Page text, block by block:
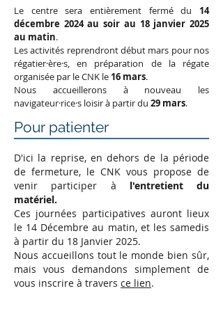
Le centre sera entièrement fermé du 14
décembre 2024 au soir au 18 janvier 2025
au matin.
Les activités reprendront début mars pour nos
régatier·ère·s, en préparation de la régate
organisée par le CNK le 16 mars.
Nous accueillerons à nouveau les
navigateur·rice·s loisir à partir du 29 mars.
Pour patienter
D'ici la reprise, en dehors de la période
de fermeture, le CNK vous propose de
venir participer à l'entretient du
matériel.
Ces journées participatives auront lieux
le 14 Décembre au matin, et les samedis
à partir du 18 Janvier 2025.
Nous accueillons tout le monde bien sûr,
mais vous demandons simplement de
vous inscrire à travers ce lien.